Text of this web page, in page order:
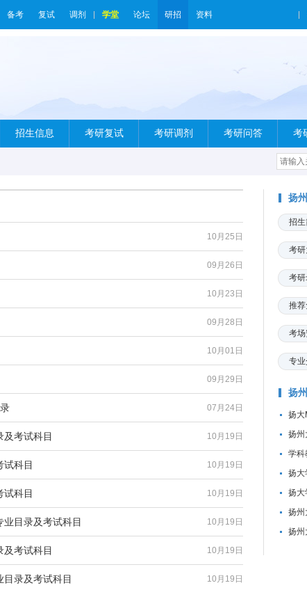
备考 复试 调剂 学堂 论坛 研招 资料
招生信息 考研复试 考研调剂 考研问答 考
10月25日
09月26日
10月23日
09月28日
10月01日
09月29日
07月24日
10月19日
考试科目
10月19日
科目
10月19日
科目
10月19日
目录及考试科目
10月19日
考试科目
10月19日
录及考试科目
扬
招
考研
考研
推
考
专业
扬
扬大
扬州
学科
扬大
扬大
扬州
扬州